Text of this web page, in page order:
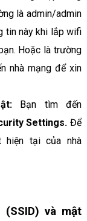
là admin/admin
tin này khi lắp wifi
Hoặc là trường
nhà mạng để xin
Bạn tìm đến
Settings. Để
tại của nhà
và mật